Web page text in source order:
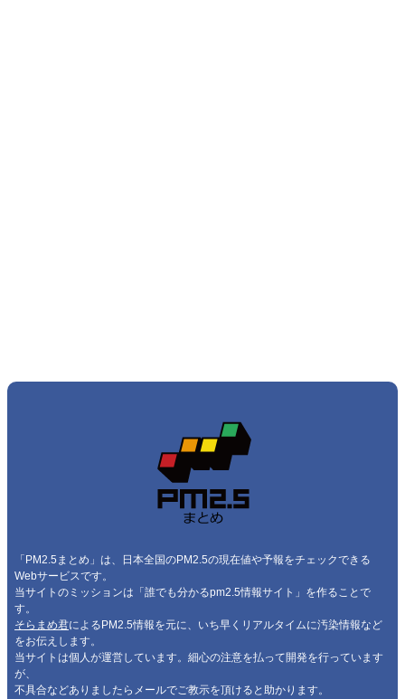
「PM2.5まとめ」は、日本全国のPM2.5の現在値や予報をチェックできる
Webサービスです。
当サイトのミッションは「誰でも分かるpm2.5情報サイト」を作ることで
す。
そらまめ君によるPM2.5情報を元に、いち早くリアルタイムに汚染情報など
をお伝えします。
当サイトは個人が運営しています。細心の注意を払って開発を行っています
が、
不具合などありましたらメールでご教示を頂けると助かります。